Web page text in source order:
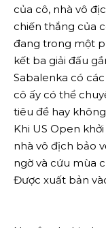
của cô, nhà vô
chiến thắng của
đang trong một
kết ba giải đấu
Sabalenka có
cô ấy có thể
tiêu đề hay
Khi US Open
nhà vô địch bảo
ngờ và cứu mùa
Được xuất bản